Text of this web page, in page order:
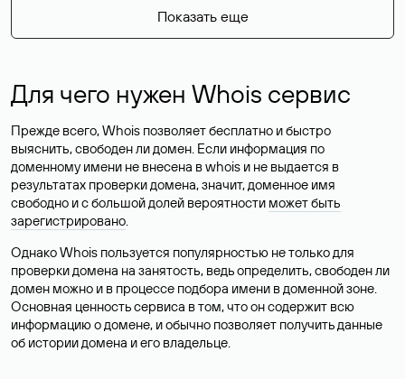
Показать еще
Для чего нужен Whois сервис
Прежде всего, Whois позволяет бесплатно и быстро
выяснить, свободен ли домен. Если информация по
доменному имени не внесена в whois и не выдается в
результатах проверки домена, значит, доменное имя
свободно и с большой долей вероятности может быть
зарегистрировано.
Однако Whois пользуется популярностью не только для
проверки домена на занятость, ведь определить, свободен ли
домен можно и в процессе подбора имени в доменной зоне.
Основная ценность сервиса в том, что он содержит всю
информацию о домене, и обычно позволяет получить данные
об истории домена и его владельце.